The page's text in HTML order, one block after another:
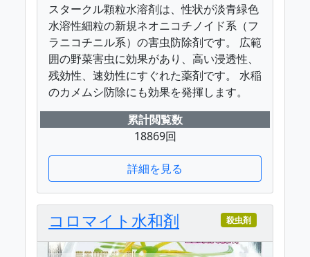
スタークル顆粒水溶剤は、性状が淡青緑色
水溶性細粒の新規ネオニコチノイド系（フ
ラニコチニル系）の害虫防除剤です。 広範
囲の野菜害虫に効果があり、高い浸透性、
残効性、速効性にすぐれた薬剤です。 水稲
のカメムシ防除にも効果を発揮します。
累計閲覧数
18869回
詳細を見る
コロマイト水和剤 殺虫剤